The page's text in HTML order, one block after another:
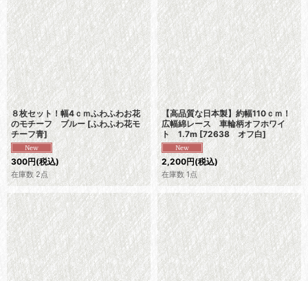
８枚セット！幅4ｃｍふわふわお花
のモチーフ ブルー [ふわふわ花モ
チーフ青]
300円(税込)
在庫数 2点
【高品質な日本製】約幅110ｃｍ！
広幅綿レース 車輪柄オフホワイ
ト 1.7m [72638 オフ白]
2,200円(税込)
在庫数 1点